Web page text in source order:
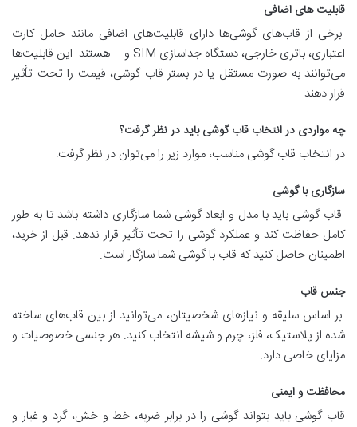
قابلیت های اضافی
برخی از قاب‌های گوشی‌ها دارای قابلیت‌های اضافی مانند حامل کارت
اعتباری، باتری خارجی، دستگاه جداسازی SIM و … هستند. این قابلیت‌ها
می‌توانند به صورت مستقل یا در بستر قاب گوشی، قیمت را تحت تأثیر
قرار دهند.
چه مواردی در انتخاب قاب گوشی باید در نظر گرفت؟
در انتخاب قاب گوشی مناسب، موارد زیر را می‌توان در نظر گرفت:
سازگاری با گوشی
قاب گوشی باید با مدل و ابعاد گوشی شما سازگاری داشته باشد تا به طور
کامل حفاظت کند و عملکرد گوشی را تحت تأثیر قرار ندهد. قبل از خرید،
اطمینان حاصل کنید که قاب با گوشی شما سازگار است.
جنس قاب
بر اساس سلیقه و نیازهای شخصیتان، می‌توانید از بین قاب‌های ساخته
شده از پلاستیک، فلز، چرم و شیشه انتخاب کنید. هر جنسی خصوصیات و
مزایای خاصی دارد.
محافظت و ایمنی
قاب گوشی باید بتواند گوشی را در برابر ضربه، خط و خش، گرد و غبار و